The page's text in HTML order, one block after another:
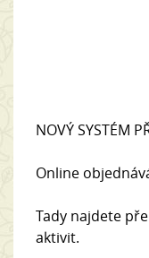
NOVÝ SYSTÉM
Online
Tady najdete
aktivit.